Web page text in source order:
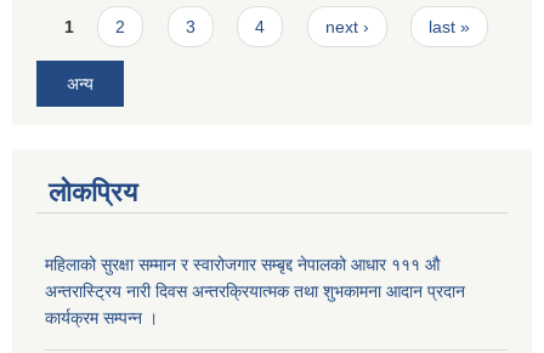
Pages
1 2 3 4 next › last »
अन्य
लोकप्रिय
महिलाको सुरक्षा सम्मान र स्वारोजगार सम्बृद्द नेपालको आधार १११ औ
अन्तरास्ट्रिय नारी दिवस अन्तरक्रियात्मक तथा शुभकामना आदान प्रदान
कार्यक्रम सम्पन्न ।